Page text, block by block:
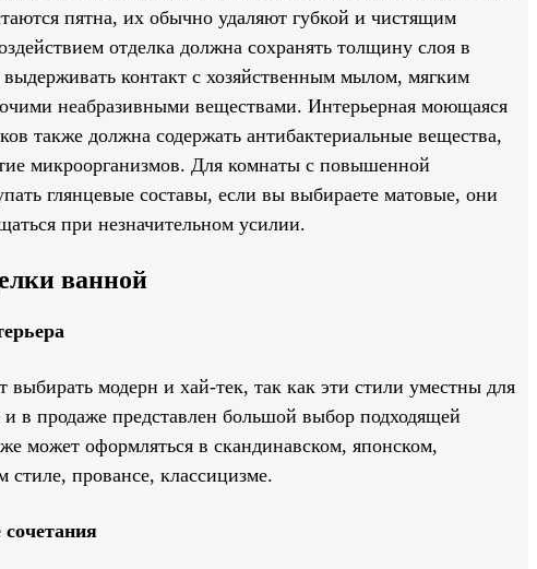
пятна, их обычно удаляют губкой и чистящим
отделка должна сохранять толщину слоя в
контакт с хозяйственным мылом, мягким
неабразивными веществами. Интерьерная моющаяся
также должна содержать антибактериальные вещества,
микроорганизмов. Для комнаты с повышенной
глянцевые составы, если вы выбираете матовые, они
при незначительном усилии.
ванной
выбирать модерн и хай-тек, так как эти стили уместны для
в продаже представлен большой выбор подходящей
может оформляться в скандинавском, японском,
стиле, провансе, классицизме.